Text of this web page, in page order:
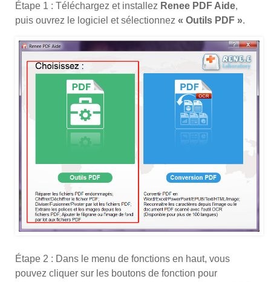
Étape 1 : Téléchargez et installez Renee PDF Aide,
puis ouvrez le logiciel et sélectionnez « Outils PDF ».
Étape 2 : Dans le menu de fonctions en haut, vous
pouvez cliquer sur les boutons de fonction pour